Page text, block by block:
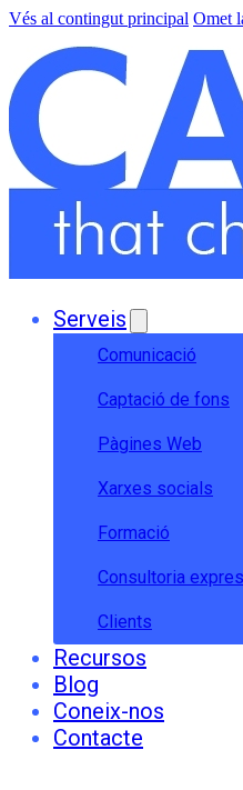
Vés al contingut principal Omet
Serveis
Comunicació
Captació de fons
Pàgines Web
Xarxes socials
Formació
Consultoria
Clients
Recursos
Blog
Coneix-nos
Contacte